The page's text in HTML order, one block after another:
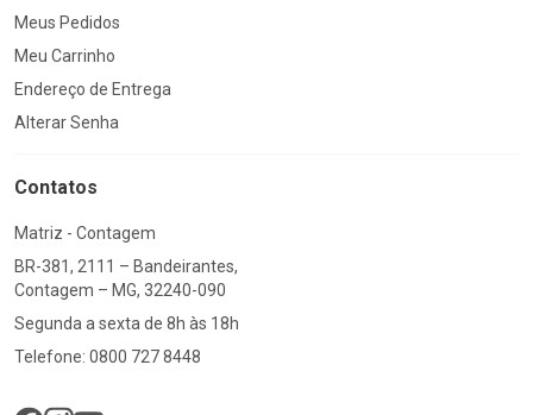
Meus Pedidos
Meu Carrinho
Endereço de Entrega
Alterar Senha
Contatos
Matriz - Contagem
BR-381, 2111 – Bandeirantes,
Contagem – MG, 32240-090
Segunda a sexta de 8h às 18h
Telefone: 0800 727 8448